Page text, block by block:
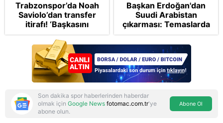
Trabzonspor’da Noah
Saviolo’dan transfer
itirafı! ‘Başkasını
izlemeye geldi’
Başkan Erdoğan'dan
Suudi Arabistan
çıkarması: Temaslarda
bulunacak
Son dakika spor haberlerinden haberdar
olmak için Google News fotomac.com.tr'ye
abone olun.
Abone Ol